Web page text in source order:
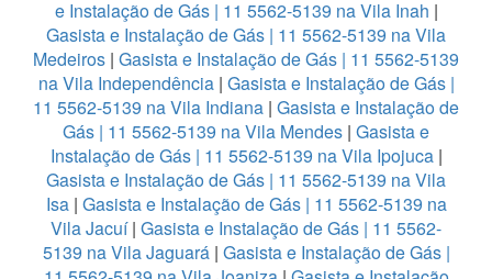
e Instalação de Gás | 11 5562-5139 na Vila Inah |
Gasista e Instalação de Gás | 11 5562-5139 na Vila
Medeiros | Gasista e Instalação de Gás | 11 5562-5139
na Vila Independência| Gasista e Instalação de Gás |
11 5562-5139 na Vila Indiana | Gasista e Instalação de
Gás | 11 5562-5139 na Vila Mendes | Gasista e
Instalação de Gás | 11 5562-5139 na Vila Ipojuca|
Gasista e Instalação de Gás | 11 5562-5139 na Vila
Isa| Gasista e Instalação de Gás | 11 5562-5139 na
Vila Jacuí| Gasista e Instalação de Gás | 11 5562-
5139 na Vila Jaguará| Gasista e Instalação de Gás |